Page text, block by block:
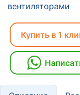
вентиляторами
Купить в 1